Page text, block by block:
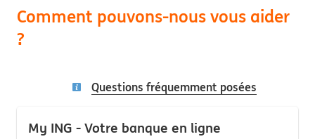
Comment pouvons-nous vous aider
?
Questions fréquemment posées
My ING - Votre banque en ligne